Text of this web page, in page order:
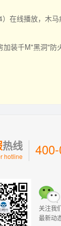
在线播放，木
装千M"黑洞"防
热线
hotline
关注我
最新动